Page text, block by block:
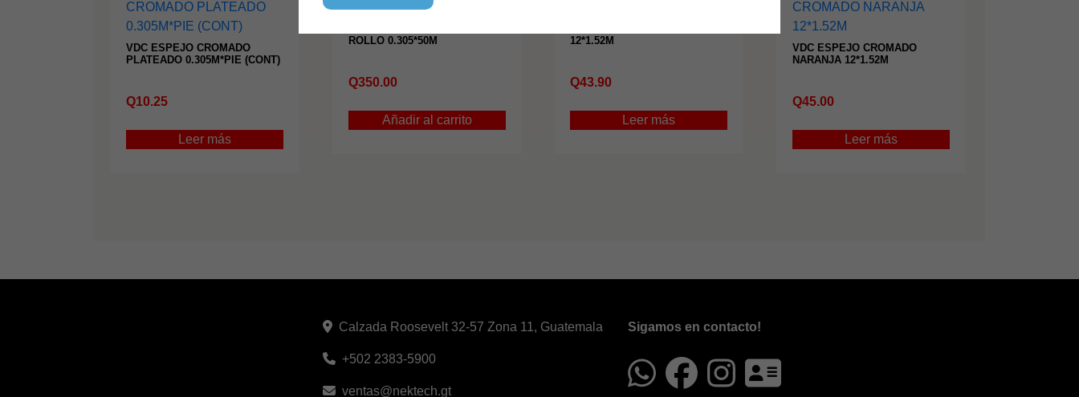
VDC ESPEJO CROMADO
PLATEADO 0.305M*PIE (CONT)
Q10.25
Leer más
ROLLO 0.305*50M
Q350.00
Añadir al carrito
12*1.52M
Q43.90
Leer más
VDC ESPEJO CROMADO
NARANJA 12*1.52M
Q45.00
Leer más
Calzada Roosevelt 32-57 Zona 11, Guatemala
+502 2383-5900
ventas@nektech.gt
Sigamos en contacto!